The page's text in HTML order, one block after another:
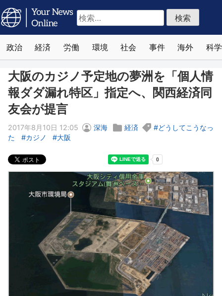
検
索:
政治 経済 労働 環境 社会 事件 海外 科学
大阪のカジノ予定地の夢洲を「個人情
報ダダ漏れ特区」指定へ、関西経済同
友会が提言
2017年8月10日 12:05 深海 経済
どうしてこうなっ
た
カジノ 大阪